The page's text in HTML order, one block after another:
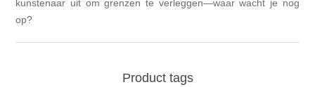
kunstenaar uit om grenzen te verleggen—waar wacht je nog
op?
Product tags